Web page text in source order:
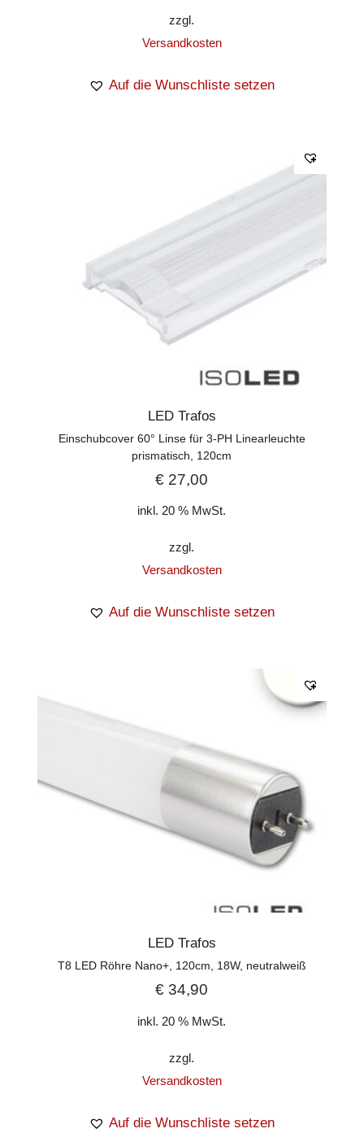
zzgl.
Versandkosten
Auf die Wunschliste setzen
LED Trafos
Einschubcover 60° Linse für 3-PH Linearleuchte
prismatisch, 120cm
€ 27,00
inkl. 20 % MwSt.
zzgl.
Versandkosten
Auf die Wunschliste setzen
LED Trafos
T8 LED Röhre Nano+, 120cm, 18W, neutralweiß
€ 34,90
inkl. 20 % MwSt.
zzgl.
Versandkosten
Auf die Wunschliste setzen